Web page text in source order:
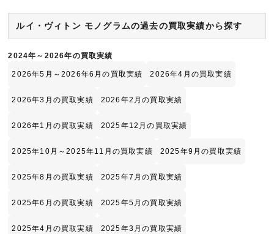
ルイ・ヴィトン モノグラムの過去の買取実績から探す
2024年～2026年の買取実績
2026年5月～2026年6月の買取実績 2026年4月の買取実績
2026年3月の買取実績 2026年2月の買取実績
2026年1月の買取実績 2025年12月の買取実績
2025年10月～2025年11月の買取実績 2025年9月の買取実績
2025年8月の買取実績 2025年7月の買取実績
2025年6月の買取実績 2025年5月の買取実績
2025年4月の買取実績 2025年3月の買取実績